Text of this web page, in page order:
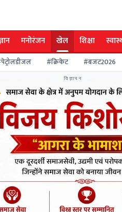
मनोरंजन खेल शिक्षा
#क्रिकेट #बजट2026
विज्ञापन